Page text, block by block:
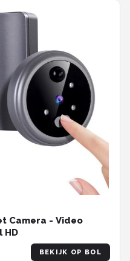
Camera - Video
HD
BEKIJK OP BOL